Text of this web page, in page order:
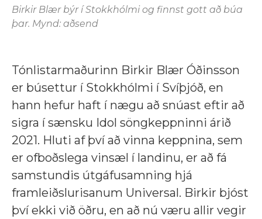
Birkir Blær býr í Stokkhólmi og finnst gott að búa
þar. Mynd: aðsend
Tónlistarmaðurinn Birkir Blær Óðinsson
er búsettur í Stokkhólmi í Svíþjóð, en
hann hefur haft í nægu að snúast eftir að
sigra í sænsku Idol söngkeppninni árið
2021. Hluti af því að vinna keppnina, sem
er ofboðslega vinsæl í landinu, er að fá
samstundis útgáfusamning hjá
framleiðslurisanum Universal. Birkir bjóst
því ekki við öðru, en að nú væru allir vegir